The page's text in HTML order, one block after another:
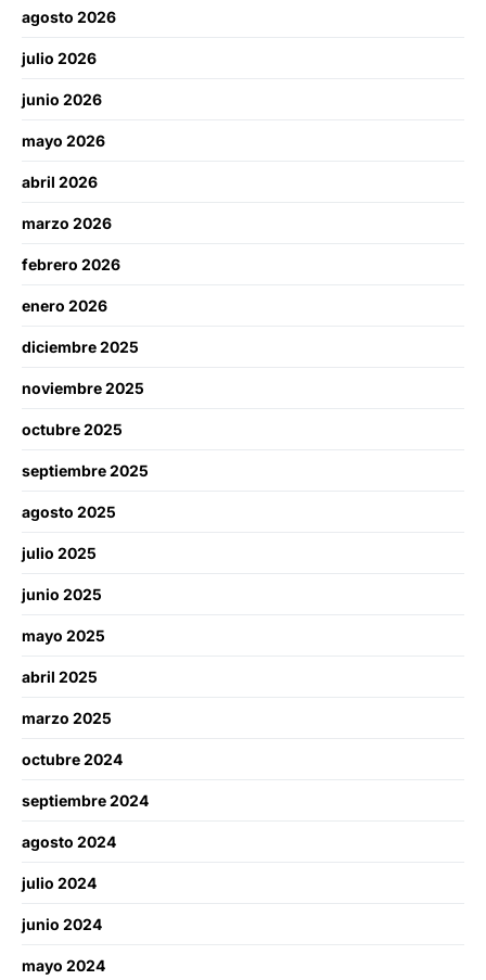
agosto 2026
julio 2026
junio 2026
mayo 2026
abril 2026
marzo 2026
febrero 2026
enero 2026
diciembre 2025
noviembre 2025
octubre 2025
septiembre 2025
agosto 2025
julio 2025
junio 2025
mayo 2025
abril 2025
marzo 2025
octubre 2024
septiembre 2024
agosto 2024
julio 2024
junio 2024
mayo 2024